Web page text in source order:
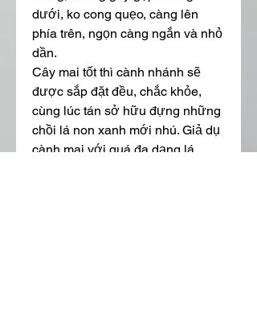
dưới, ko cong quẹo, càng lên
phía trên, ngọn càng ngắn và nhỏ
dần.
Cây mai tốt thì cành nhánh sẽ
được sắp đặt đều, chắc khỏe,
cùng lúc tán sở hữu đựng những
chồi lá non xanh mới nhú. Giả dụ
cành mai với quá đa dạng lá